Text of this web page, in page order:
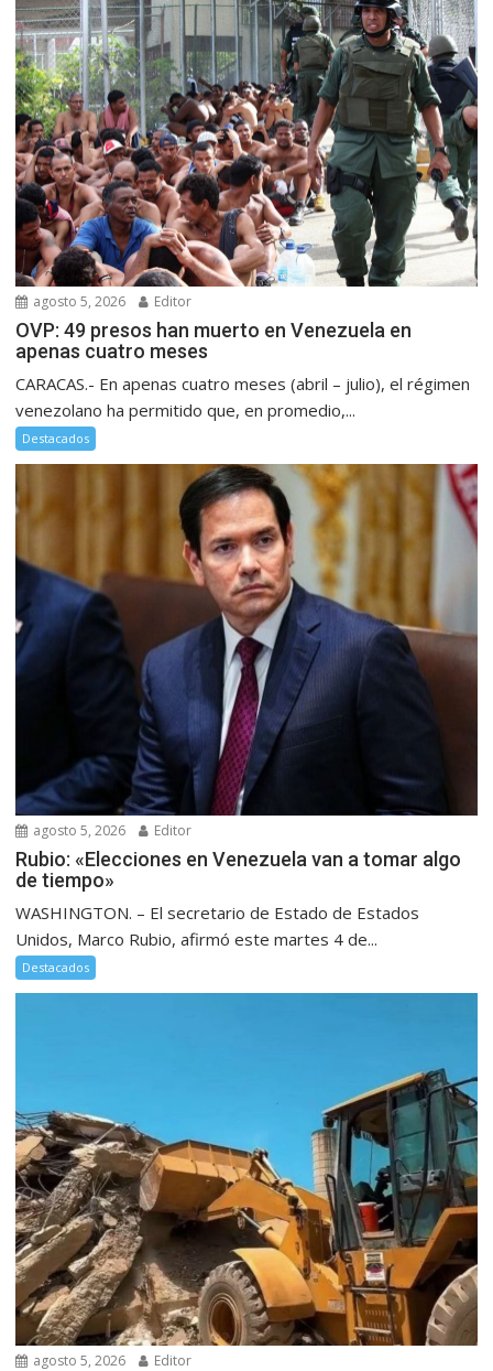
agosto 5, 2026 Editor
OVP: 49 presos han muerto en Venezuela en
apenas cuatro meses
CARACAS.- En apenas cuatro meses (abril – julio), el régimen
venezolano ha permitido que, en promedio,...
Destacados
agosto 5, 2026 Editor
Rubio: «Elecciones en Venezuela van a tomar algo
de tiempo»
WASHINGTON. – El secretario de Estado de Estados
Unidos, Marco Rubio, afirmó este martes 4 de...
Destacados
agosto 5, 2026 Editor